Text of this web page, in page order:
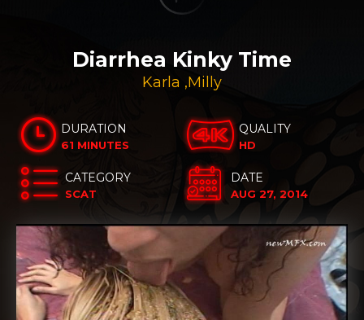
Diarrhea Kinky Time
Karla ,Milly
DURATION
61 MINUTES
QUALITY
HD
CATEGORY
SCAT
DATE
AUG 27, 2014